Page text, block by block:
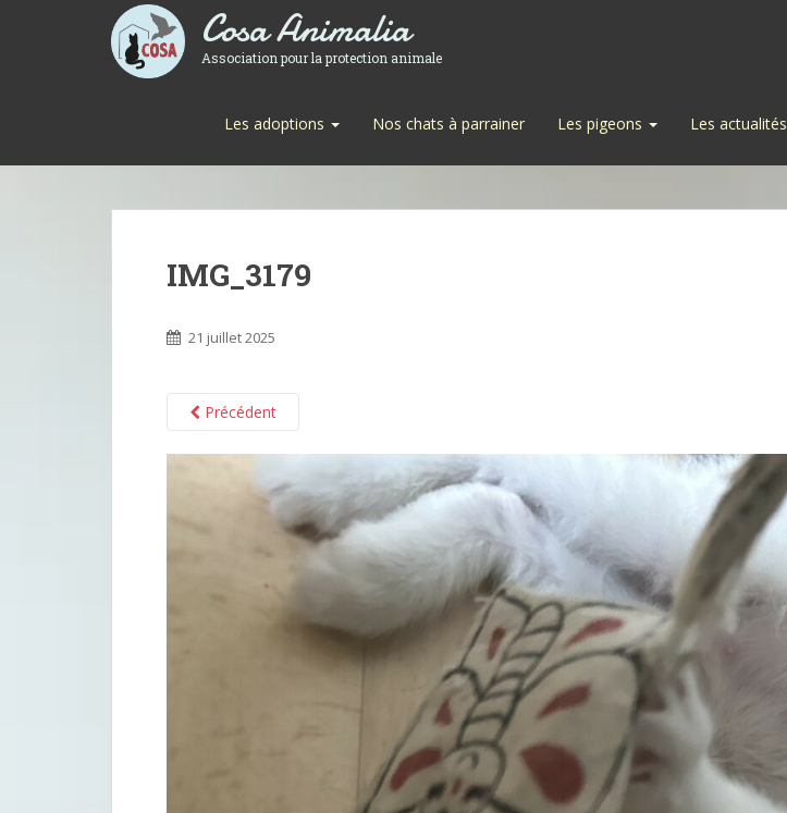
Cosa Animalia
Association pour la protection animale
Les adoptions Nos chats à parrainer Les pigeons Les actualités
IMG_3179
21 juillet 2025
Précédent